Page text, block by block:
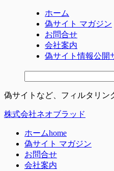
ホーム
偽サイト マガジン
お問合せ
会社案内
偽サイト情報公開
偽サイトなど、フィルタリン
株式会社ネオブラッド
ホームhome
偽サイト マガジン
お問合せ
会社案内